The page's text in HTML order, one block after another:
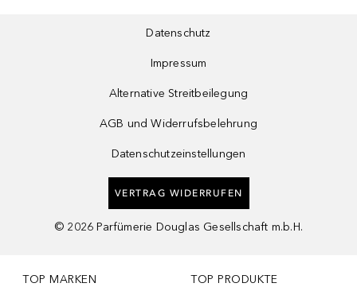
Datenschutz
Impressum
Alternative Streitbeilegung
AGB und Widerrufsbelehrung
Datenschutzeinstellungen
VERTRAG WIDERRUFEN
© 2026 Parfümerie Douglas Gesellschaft m.b.H.
TOP MARKEN TOP PRODUKTE